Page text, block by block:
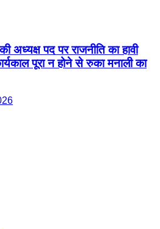
अध्यक्ष पद पर राजनीति का हावी
पूरा न होने से रुका मनाली का